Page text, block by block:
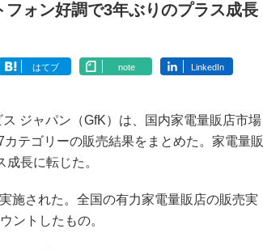
ォン好調で3年ぶりのプラス成長
はてブ note LinkedIn
ジャパン（GfK）は、国内家電量販店市場
テゴリーの販売結果をまとめた。家電量販
長に転じた。
施された。全国の有力家電量販店の販売実
ントしたもの。